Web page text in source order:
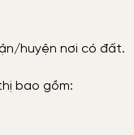
huyện nơi có đất.
bao gồm: